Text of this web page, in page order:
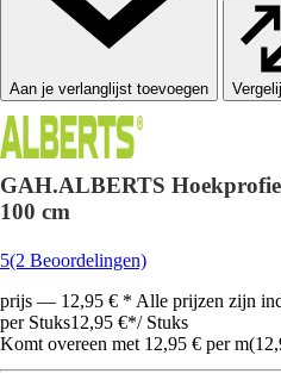
GAH.ALBERTS
100 cm
5(2 Beoordelingen)
prijs — 12,95 € * Alle prijzen zijn
per Stuks12,95 €*/ Stuks
Komt overeen met 12,95 € per m(